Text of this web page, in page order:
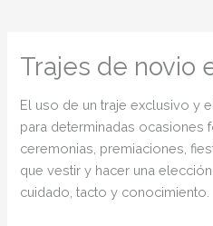
Trajes de novio
El uso de un traje exclusivo y
para determinadas ocasiones
ceremonias, premiaciones,
que vestir y hacer una
cuidado, tacto y conocimiento.